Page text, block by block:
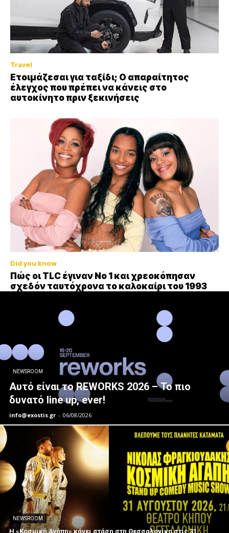
Travel
Ετοιμάζεσαι για ταξίδι; Ο απαραίτητος
έλεγχος που πρέπει να κάνεις στο
αυτοκίνητο πριν ξεκινήσεις
Did you know
Πώς οι TLC έγιναν Νο 1 και χρεοκόπησαν
σχεδόν ταυτόχρονα το καλοκαίρι του 1993
NEWSROOM
Αυτό είναι το REWORKS 2026 – Το πιο
δυνατό line up, ever!
info@exostis.gr - 06/08/2026
NEWSROOM
Η «Κοσμική Αγάπη» κάνει στάση στη Θεσσαλονίκη στις 31